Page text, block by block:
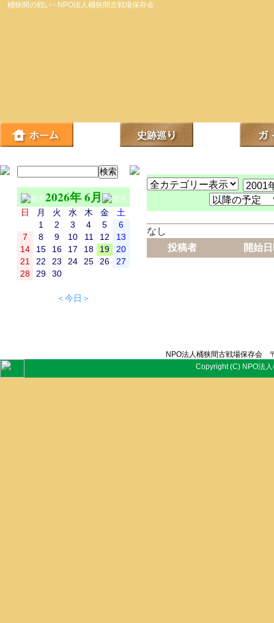
桶狭間の戦い - NPO法人桶狭間古戦場保存会
2026年 6月
日 月 火 水 木 金
土
1
2 3 4 5
6
7
8 9 10 11 12
13
14
15 16 17 18 19
20
21
22 23 24 25 26
27
28
29 30
＜今日＞
なし
投稿者
開始
NPO法人桶狭間古戦場保存
Copyright (C) NPO法